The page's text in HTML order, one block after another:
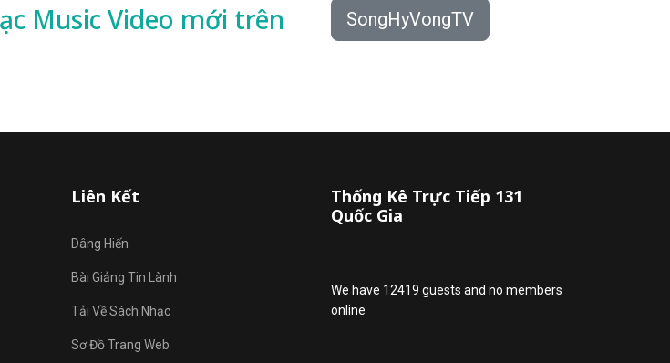
Music Video mới trên SongHyVongTV
Liên Kết
Dâng Hiến
Bài Giảng Tin Lành
Tải Về Sách Nhạc
Sơ Đồ Trang Web
Thống Kê Trực Tiếp 131
Quốc Gia
We have 12419 guests and no members
online